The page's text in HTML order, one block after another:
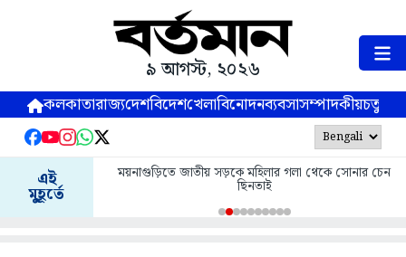
৯ আগস্ট, ২০২৬
কলকাতারাজ্যদেশবিদেশখেলাবিনোদনব্যবসাসম্পাদকীয়
এই
মুহূর্তে
ময়নাগুড়িতে জাতীয় সড়কে মহিলার গলা থেকে সোনার চেন
ছিনতাই